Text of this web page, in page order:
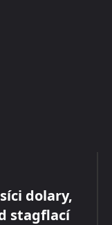
dolary,
stagflací